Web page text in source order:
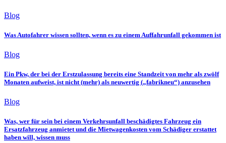
Blog
Was Autofahrer wissen sollten, wenn es zu einem Auffahrunfall gekommen ist
Blog
Ein Pkw, der bei der Erstzulassung bereits eine Standzeit von mehr als zwölf
Monaten aufweist, ist nicht (mehr) als neuwertig („fabrikneu“) anzusehen
Blog
Was, wer für sein bei einem Verkehrsunfall beschädigtes Fahrzeug ein
Ersatzfahrzeug anmietet und die Mietwagenkosten vom Schädiger erstattet
haben will, wissen muss